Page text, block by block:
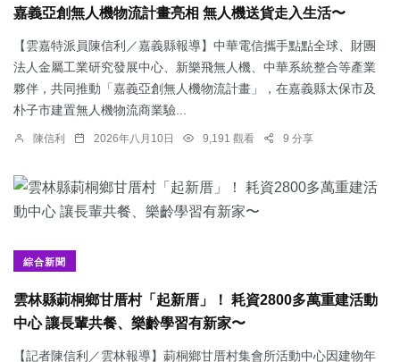
嘉義亞創無人機物流計畫亮相 無人機送貨走入生活〜
【雲嘉特派員陳信利／嘉義縣報導】中華電信攜手點點全球、財團
法人金屬工業研究發展中心、新樂飛無人機、中華系統整合等產業
夥伴，共同推動「嘉義亞創無人機物流計畫」，在嘉義縣太保市及
朴子市建置無人機物流商業驗...
陳信利 2026年八月10日 9,191 觀看 9 分享
綜合新聞
雲林縣莿桐鄉甘厝村「起新厝」！ 耗資2800多萬重建活動
中心 讓長輩共餐、樂齡學習有新家〜
【記者陳信利／雲林報導】莿桐鄉甘厝村集會所活動中心因建物年